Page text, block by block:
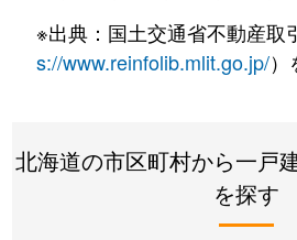
※出典：国土交通省不動産取
s://www.reinfolib.mlit.go.jp/）
北海道の市区町村から一戸
を探す